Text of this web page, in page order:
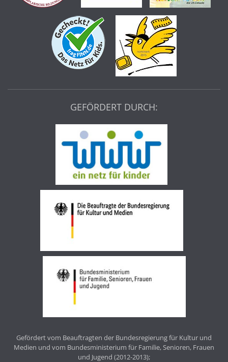
GEFÖRDERT DURCH:
Gefördert vom Beauftragten der Bundesregierung für Kultur und
Medien und vom Bundesministerium für Familie, Senioren, Frauen
und Jugend (2012-2013);